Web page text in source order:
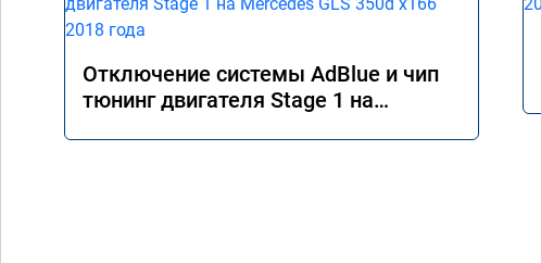
Отключение системы AdBlue и чип
тюнинг двигателя Stage 1 на